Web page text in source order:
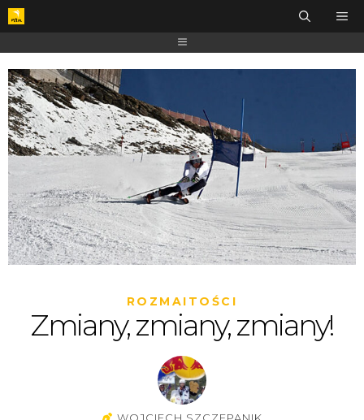
ROZMAITOŚCI
Zmiany, zmiany, zmiany!